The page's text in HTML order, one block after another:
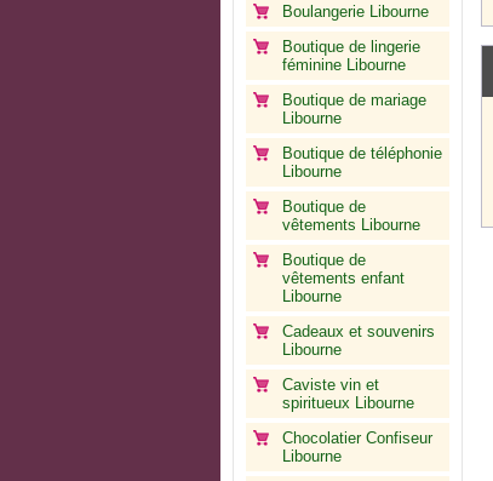
Boulangerie Libourne
Boutique de lingerie
féminine Libourne
Boutique de mariage
Libourne
Boutique de téléphonie
Libourne
Boutique de
vêtements Libourne
Boutique de
vêtements enfant
Libourne
Cadeaux et souvenirs
Libourne
Caviste vin et
spiritueux Libourne
Chocolatier Confiseur
Libourne